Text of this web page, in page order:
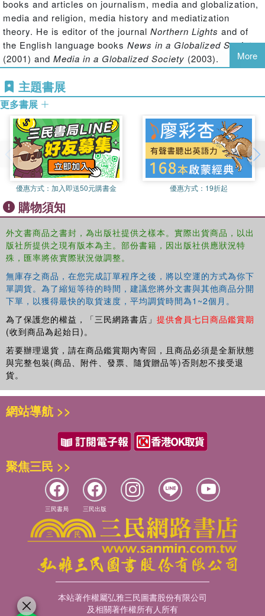
enchantment of the media;
The mediatization of play: From bricks to bytes;
The mediatization of habitus: The social character of a new
individualism.
Mediatization represents a new social condition in which
the media have emerged as an important institution in
society at the same time as they have become integrated
into the very fabric of social and cultural life. Making use
of a broad conception of the media as technologies,
institutions and aesthetic forms, Stig Hjarvard considers
how characteristics of both old and new media come to
influence human interaction, social institutions and cultural
imaginations.
books and articles on journalism, media and globalization,
media and religion, media history and mediatization
theory. He is editor of the journal Northern Lights and of
the English language books News in a Globalized Society
(2001) and Media in a Globalized Society (2003). More
主題書展
更多書展
優惠方式： 加入即送50元購書金 優惠方式： 19折起
購物須知
外文書商品之書封，為出版社提供之樣本。實際出貨商品，以出
版社所提供之現有版本為主。部份書籍，因出版社供應狀況特
殊，匯率將依實際狀況做調整。
無庫存之商品，在您完成訂單程序之後，將以空運的方式為你下
單調貨。為了縮短等待的時間，建議您將外文書與其他商品分開
下單，以獲得最快的取貨速度，平均調貨時間為1~2個月。
為了保護您的權益，「三民網路書店」 提供會員七日商品鑑賞期
(收到商品為起始日)。
若要辦理退貨，請在商品鑑賞期內寄回，且商品必須是全新狀態
與完整包裝(商品、附件、發票、隨貨贈品等)否則恕不接受退
貨。
網站導航 >>
聚焦三民 >>
三民書局 三民出版
本站著作權屬弘雅三民圖書股份有限公司
及相關著作權所有人所有